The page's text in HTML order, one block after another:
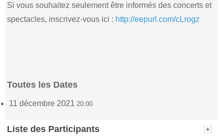
Si vous souhaitez seulement être informés des concerts et
spectacles, inscrivez-vous ici : http://eepurl.com/cLrogz
Toutes les Dates
11 décembre 2021 20:00
Liste des Participants